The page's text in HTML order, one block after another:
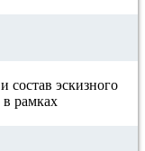
состав эскизного
в рамках